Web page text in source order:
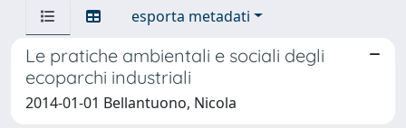
esporta metadati
Le pratiche ambientali e sociali degli
ecoparchi industriali
2014-01-01 Bellantuono, Nicola